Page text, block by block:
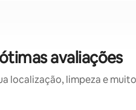
avaliações
localização, limpeza e